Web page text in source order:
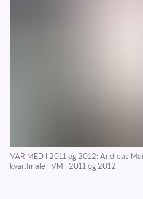
VAR MED I 2011 og 2012: Andreas
kvartfinale i VM i 2011 og 2012.